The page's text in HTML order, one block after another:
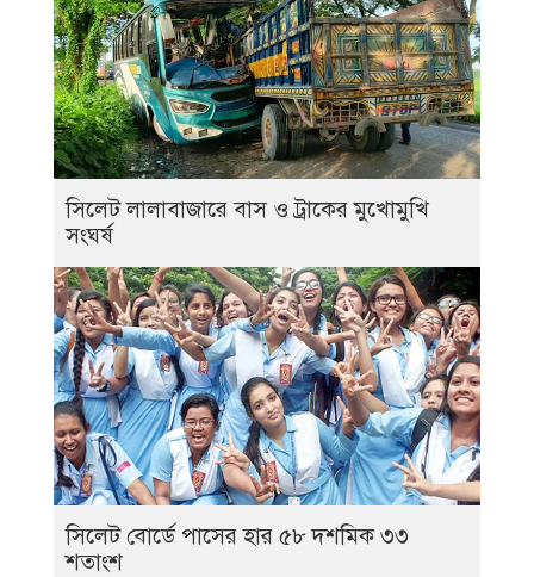
সিলেট লালাবাজারে বাস ও ট্রাকের মুখোমুখি
সংঘর্ষ
সিলেট বোর্ডে পাসের হার ৫৮ দশমিক ৩৩
শতাংশ